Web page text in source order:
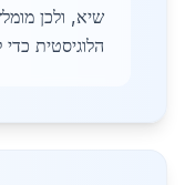
שיא, ולכן
הלוגיסטית